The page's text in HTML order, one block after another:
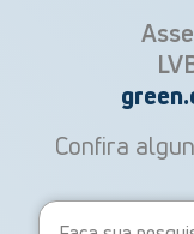
Confira